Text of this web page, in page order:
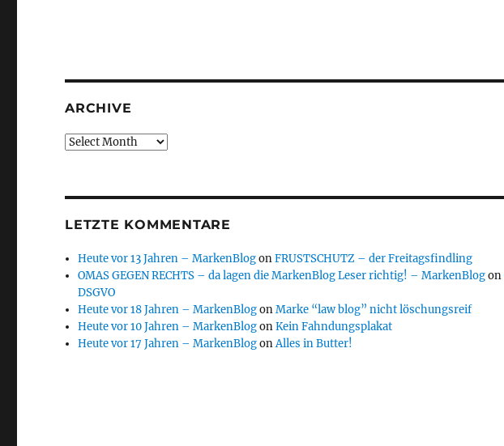
ARCHIVE
Archive
LETZTE KOMMENTARE
Heute vor 13 Jahren – MarkenBlogonFRUSTSCHUTZ – der Freitagsfindling
OMAS GEGEN RECHTS – da lagen die MarkenBlog Leser richtig! – MarkenBlogon
DSGVO
Heute vor 18 Jahren – MarkenBlogonMarke “law blog” nicht löschungsreif
Heute vor 10 Jahren – MarkenBlogonKein Fahndungsplakat
Heute vor 17 Jahren – MarkenBlogonAlles in Butter!